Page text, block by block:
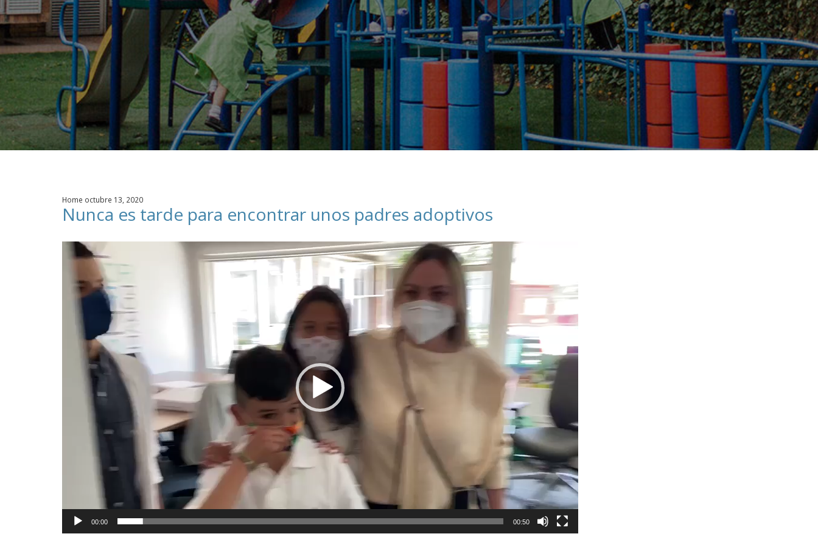
Apoyo en tu Embarazo
Galería de Nuestra Casa
Raíces
Nuestros Colaboradores
Asociación de Familias y Amigos
Contáctanos
Suscríbete
Información Esal
Home octubre 13, 2020
Nunca es tarde para encontrar unos padres adoptivos
Reproductor
de
00:00 00:50